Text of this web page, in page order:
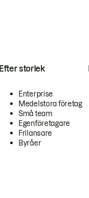
Efter storlek
Enterprise
Medelstora företag
Små team
Egenföretagare
Frilansare
Byråer